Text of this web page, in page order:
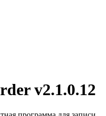
v2.1.0.12